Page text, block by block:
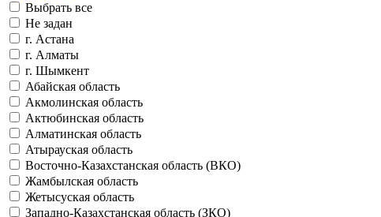
Выбрать все
Не задан
г. Астана
г. Алматы
г. Шымкент
Абайская область
Акмолинская область
Актюбинская область
Алматинская область
Атырауская область
Восточно-Казахстанская область (ВКО)
Жамбылская область
Жетысуская область
Западно-Казахстанская область (ЗКО)